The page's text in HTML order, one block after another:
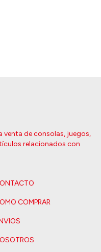
venta de consolas, juegos,
relacionados con
COMPRAR